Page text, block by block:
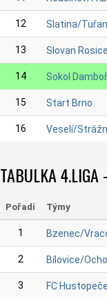
12 Slatina/
13 Slovan Rosice
14 Sokol
15 Start Brno
16 Veselí/
TABULKA
Pořadí Týmy
1 Bzenec/
2 Bílovice/
3 FC Hustopeče